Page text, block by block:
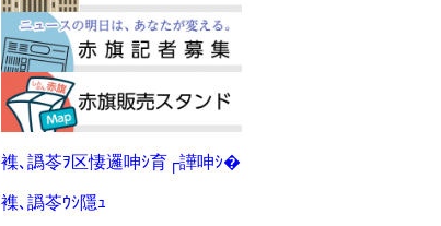
襍､譌苓ｦ区悽邏呻ｼ育┌譁呻ｼ�
襍､譌苓ｳｼ隱ｭ